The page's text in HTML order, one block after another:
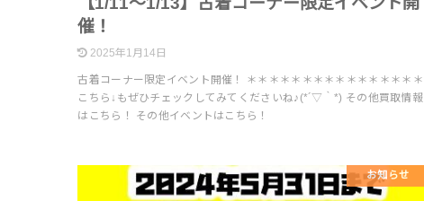
催！
2025年1月14日
古着コーナー限定イベント開催！ ＊＊＊＊＊＊＊＊＊＊＊＊＊＊＊＊
こちら↓もぜひチェックしてみてくださいね♪(*´▽｀*) その他買取情報
はこちら！ その他イベントはこちら！
お知らせ